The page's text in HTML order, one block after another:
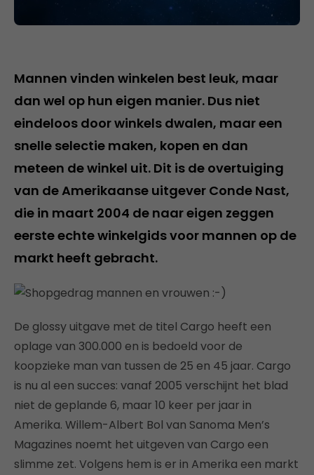
Mannen vinden winkelen best leuk, maar
dan wel op hun eigen manier. Dus niet
eindeloos door winkels dwalen, maar een
snelle selectie maken, kopen en dan
meteen de winkel uit. Dit is de overtuiging
van de Amerikaanse uitgever Conde Nast,
die in maart 2004 de naar eigen zeggen
eerste echte winkelgids voor mannen op de
markt heeft gebracht.
De glossy uitgave met de titel Cargo heeft een
oplage van 300.000 en is bedoeld voor de
koopzieke man van tussen de 25 en 45 jaar. Cargo
is nu al een succes: vanaf 2005 verschijnt het blad
niet de geplande 6, maar 10 keer per jaar in
Amerika. Willem-Albert Bol van Sanoma Men’s
Magazines noemt het uitgeven van Cargo een
slimme zet. Volgens hem is er in Amerika een markt